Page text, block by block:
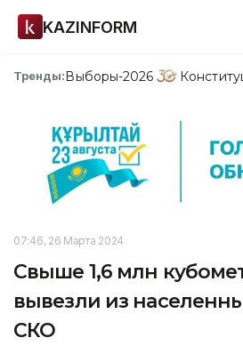
KAZINFORM
Тренды:Выборы-2026
07:46, 26 Марта 2024
Свыше 1,6 млн
вывезли из
СКО